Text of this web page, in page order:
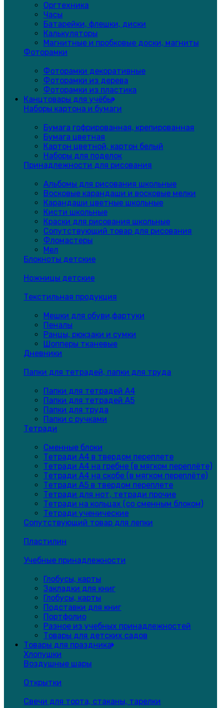
Оргтехника
Часы
Батарейки, флешки, диски
Калькуляторы
Магнитные и пробковые доски, магниты
Фоторамки
Фоторамки декоративные
Фоторамки из дерева
Фоторамки из пластика
Канцтовары для учёбы
Наборы картона и бумаги
Бумага гофрированная, крепированная
Бумага цветная
Картон цветной, картон белый
Наборы для поделок
Принадлежности для рисования
Альбомы для рисования школьные
Восковые карандаши и восковые мелки
Карандаши цветные школьные
Кисти школьные
Краски для рисования школьные
Сопутствующий товар для рисования
Фломастеры
Мел
Блокноты детские
Ножницы детские
Текстильная продукция
Мешки для обуви,фартуки
Пеналы
Ранцы, рюкзаки и сумки
Шопперы тканевые
Дневники
Папки для тетрадей, папки для труда
Папки для тетрадей А4
Папки для тетрадей А5
Папки для труда
Папки с ручками
Тетради
Сменные блоки
Тетради А4 в твердом переплете
Тетради А4 на гребне (в мягком переплёте)
Тетради А4 на скобе (в мягком переплёте)
Тетради А5 в твердом переплете
Тетради для нот, тетради прочие
Тетради на кольцах (со сменным блоком)
Тетради ученические
Сопутствующий товар для лепки
Пластилин
Учебные принадлежности
Глобусы, карты
Закладки для книг
Глобусы, карты
Подставки для книг
Портфолио
Разное из учебных принадлежностей
Товары для детских садов
Товары для праздника
Хлопушки
Воздушные шары
Открытки
Свечи для торта, стаканы, тарелки